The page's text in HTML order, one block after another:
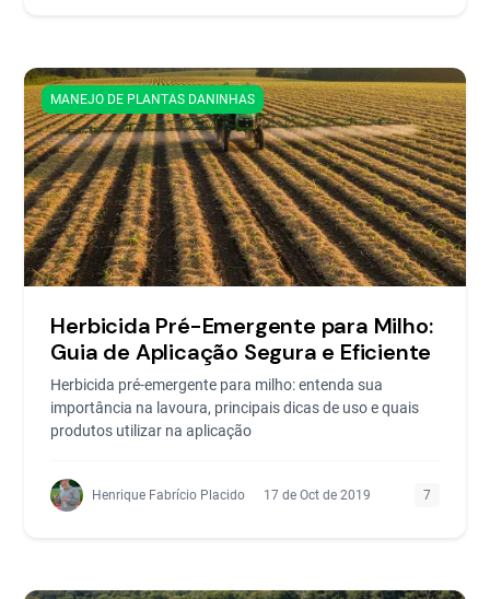
MANEJO DE PLANTAS DANINHAS
Herbicida Pré-Emergente para Milho:
Guia de Aplicação Segura e Eficiente
Herbicida pré-emergente para milho: entenda sua
importância na lavoura, principais dicas de uso e quais
produtos utilizar na aplicação
Henrique Fabrício Placido 17 de Oct de 2019 7